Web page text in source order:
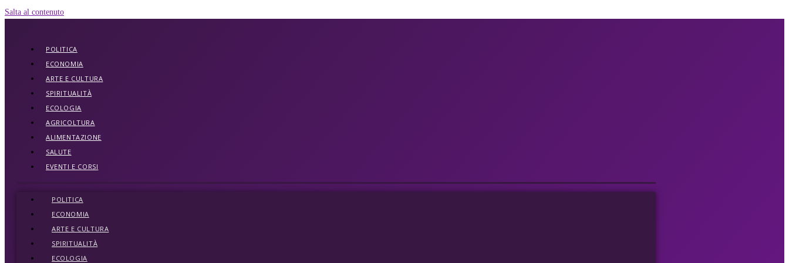
Salta al contenuto
POLITICA
ECONOMIA
ARTE E CULTURA
SPIRITUALITÀ
ECOLOGIA
AGRICOLTURA
ALIMENTAZIONE
SALUTE
EVENTI E CORSI
POLITICA
ECONOMIA
ARTE E CULTURA
SPIRITUALITÀ
ECOLOGIA